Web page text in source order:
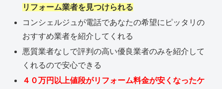
リフォーム業者を見つけられる
コンシェルジュが電話であなたの希望にピッタリの
おすすめ業者を紹介してくれる
悪質業者なしで評判の高い優良業者のみを紹介して
くれるので安心できる
４０万円以上値段がリフォーム料金が安くなったケ